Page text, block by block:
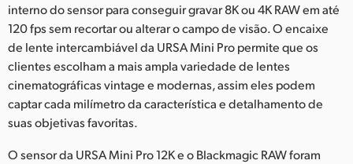
interno do sensor para conseguir gravar 8K ou 4K RAW em até
120 fps sem recortar ou alterar o campo de visão. O encaixe
de lente intercambiável da URSA Mini Pro permite que os
clientes escolham a mais ampla variedade de lentes
cinematográficas vintage e modernas, assim eles podem
captar cada milímetro da característica e detalhamento de
suas objetivas favoritas.
O sensor da URSA Mini Pro 12K e o Blackmagic RAW foram